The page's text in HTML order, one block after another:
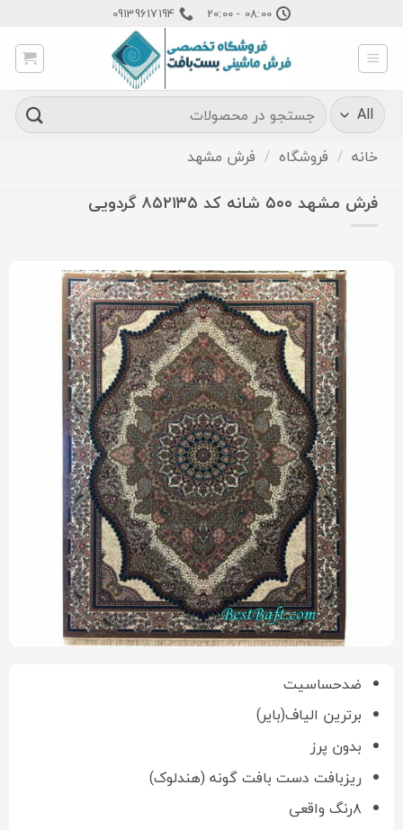
content
08:00 - 20:00
09139617194
جستجو
برای:
خانه / فروشگاه / فرش مشهد
فرش مشهد ۵۰۰ شانه کد ۸۵۲۱۳۵ گردویی
ضدحساسیت
برترین الیاف(بایر)
بدون پرز
ریزبافت دست بافت گونه (هندلوک)
۸رنگ واقعی